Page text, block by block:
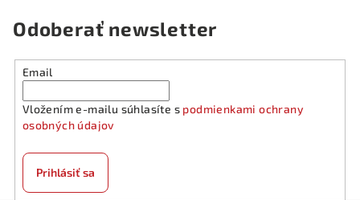
Odoberať newsletter
Email
Vložením e-mailu súhlasíte s podmienkami ochrany
osobných údajov
Prihlásiť sa